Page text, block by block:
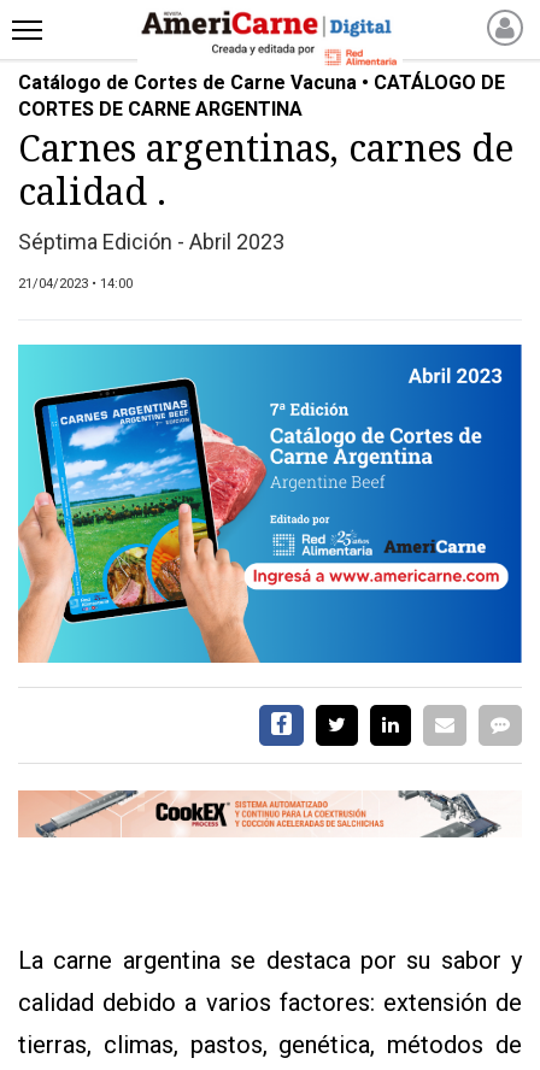
INICIO
NOTICIAS
ARTICULOS
PRODUCCIÓN
NUEVOS PRODUCTOS
MARKETPLACE
REVISTAS
REVISTAS
CATÁLOGO DE CORTES
DE CARNE VACUNA
EVENTOS Y
CAPACITACIONES
DIRECTORIO
CALENDARIO
SERVICIOS
AYUDA
Catálogo de Cortes de Carne Vacuna • CATÁLOGO DE
CORTES DE CARNE ARGENTINA
Carnes argentinas, carnes de
calidad .
Séptima Edición - Abril 2023
21/04/2023 • 14:00
La carne argentina se destaca por su sabor y
calidad debido a varios factores: extensión de
tierras, climas, pastos, genética, métodos de